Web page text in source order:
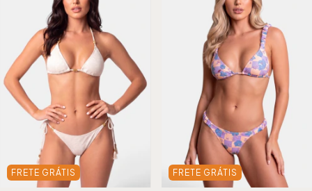
FRETE GRÁTIS FRETE GRÁTIS